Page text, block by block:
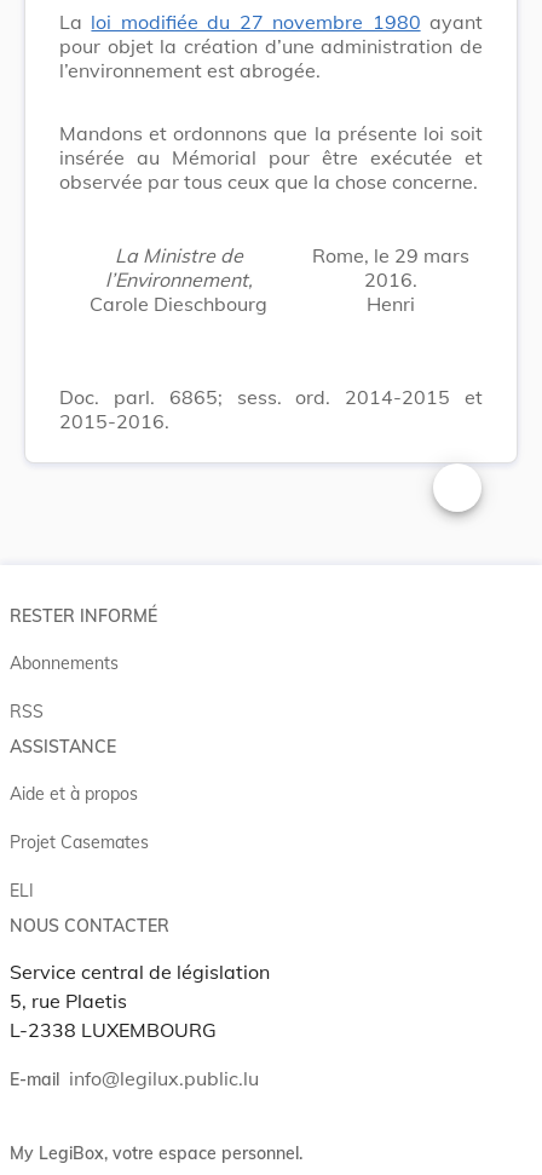
La loi modifiée du 27 novembre 1980 ayant
pour objet la création d’une administration de
l’environnement est abrogée.
Mandons et ordonnons que la présente loi soit
insérée au Mémorial pour être exécutée et
observée par tous ceux que la chose concerne.
La Ministre de
l’Environnement,
Carole Dieschbourg
Rome, le 29 mars
2016.
Henri
Doc. parl. 6865; sess. ord. 2014-2015 et
2015-2016.
Changer la
RESTER INFORMÉ
Abonnements
RSS
ASSISTANCE
Aide et à propos
Projet Casemates
ELI
NOUS CONTACTER
Service central de législation
5, rue Plaetis
L-2338 LUXEMBOURG
E-mail info@legilux.public.lu
My LegiBox, votre espace personnel.